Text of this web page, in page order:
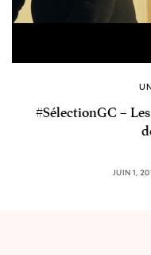
#SélectionGC –
JUIN 1,